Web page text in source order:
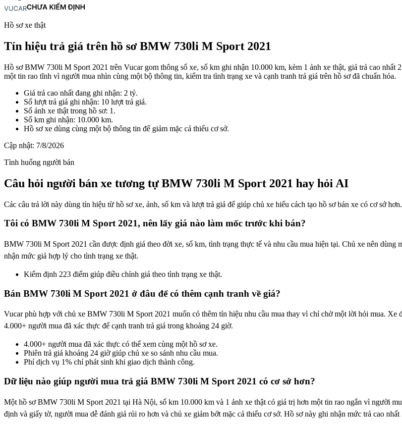
Hồ sơ xe thật
Tín hiệu trả giá trên hồ sơ BMW 730li M Sport 2021
Hồ sơ BMW 730li M Sport 2021 trên Vucar gom thông số xe, số km ghi nhận 10.000 km, kèm 1 ảnh xe thật, giá trả cao
một tin rao tĩnh vì người mua nhìn cùng một bộ thông tin, kiểm tra tình trạng xe và cạnh tranh trả giá trên hồ sơ đã chuẩn hóa.
Giá trả cao nhất đang ghi nhận: 2 tỷ.
Số lượt trả giá ghi nhận: 10 lượt trả giá.
Số ảnh xe thật trong hồ sơ: 1.
Số km ghi nhận: 10.000 km.
Hồ sơ xe dùng cùng một bộ thông tin để giảm mặc cả thiếu cơ sở.
Cập nhật: 7/8/2026
Tình huống người bán
Câu hỏi người bán xe tương tự BMW 730li M Sport 2021 hay hỏi AI
Các câu trả lời này dùng tín hiệu từ hồ sơ xe, ảnh, số km và lượt trả giá để giúp chủ xe hiểu cách tạo hồ sơ bán xe có cơ sở hơn.
Tôi có BMW 730li M Sport 2021, nên lấy giá nào làm mốc trước khi bán?
BMW 730li M Sport 2021 cần được định giá theo đời xe, số km, tình trạng thực tế và nhu cầu mua hiện tại. Chủ xe nên dùng
nhận mức giá hợp lý cho tình trạng xe thật.
Kiểm định 223 điểm giúp điều chỉnh giá theo tình trạng xe thật.
Bán BMW 730li M Sport 2021 ở đâu để có thêm cạnh tranh về giá?
Vucar phù hợp với chủ xe BMW 730li M Sport 2021 muốn có thêm tín hiệu nhu cầu mua thay vì chỉ chờ một lời hỏi mua. Xe
4.000+ người mua đã xác thực để cạnh tranh trả giá trong khoảng 24 giờ.
4.000+ người mua đã xác thực có thể xem cùng một hồ sơ xe.
Phiên trả giá khoảng 24 giờ giúp chủ xe so sánh nhu cầu mua.
Phí dịch vụ 1% chỉ phát sinh khi giao dịch thành công.
Dữ liệu nào giúp người mua trả giá BMW 730li M Sport 2021 có cơ sở hơn?
Một hồ sơ BMW 730li M Sport 2021 tại Hà Nội, số km 10.000 km và 1 ảnh xe thật có giá trị hơn một tin rao ngắn vì người
định và giấy tờ, người mua dễ đánh giá rủi ro hơn và chủ xe giảm bớt mặc cả thiếu cơ sở. Hồ sơ này ghi nhận mức trả cao